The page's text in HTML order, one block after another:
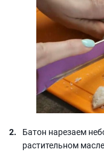
Батон нарезаем
растительном